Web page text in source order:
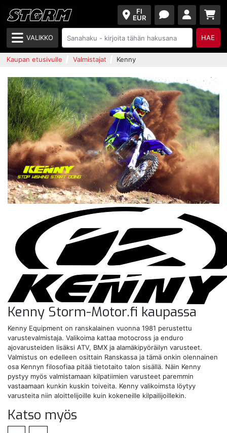
FI
EUR
VALIKKO HAE
Kaupan etusivulle Valmistajat Kenny
Kenny Storm-Motor.fi kaupassa
Kenny Equipment on ranskalainen vuonna 1981 perustettu
varustevalmistaja. Valikoima kattaa motocross ja enduro
ajovarusteiden lisäksi ATV, BMX ja alamäkipyöräilyn varusteet.
Valmistus on edelleen osittain Ranskassa ja tämä onkin olennainen
osa Kennyn filosofiaa pitää tietotaito talon sisällä. Näin Kenny
pystyy myös valmistamaan kilpatiimien varusteet paremmin
vastaamaan kunkin kuskin toiveita. Kenny valikoimsta löytyy
varusteita niin aloittelijoille kuin kokeneille kilpailijoillekin.
Katso myös